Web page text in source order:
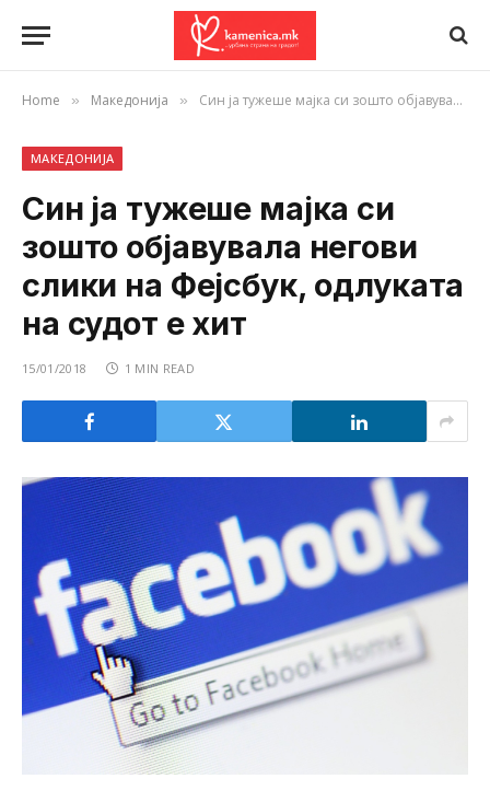
Home » Македонија » Син ја тужеше мајка си зошто објавувала негови слики на Фејсбук, одлуката на судот е хит
МАКЕДОНИЈА
Син ја тужеше мајка си
зошто објавувала негови
слики на Фејсбук, одлуката
на судот е хит
15/01/2018 1 MIN READ